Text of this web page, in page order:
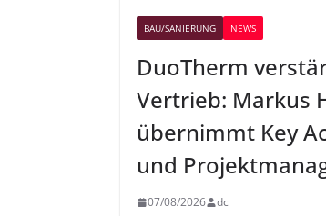
BAU/SANIERUNG NEWS
DuoTherm
Vertrieb: Markus
übernimmt Key
und
07/08/2026 dc